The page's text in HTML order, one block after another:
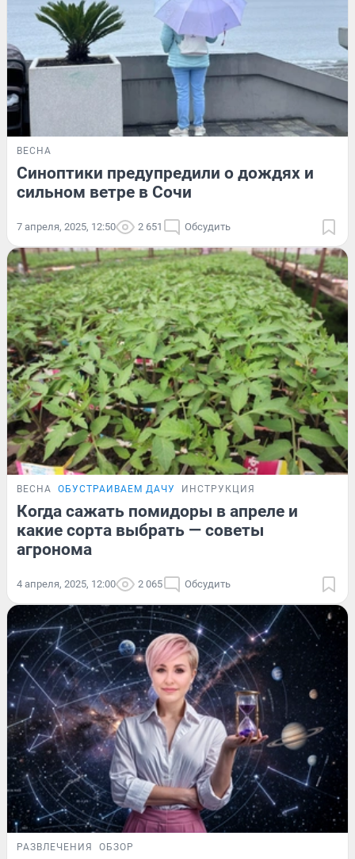
ВЕСНА
Синоптики предупредили о дождях и
сильном ветре в Сочи
7 апреля, 2025, 12:50 2 651 Обсудить
ВЕСНА ОБУСТРАИВАЕМ ДАЧУ ИНСТРУКЦИЯ
Когда сажать помидоры в апреле и
какие сорта выбрать — советы
агронома
4 апреля, 2025, 12:00 2 065 Обсудить
РАЗВЛЕЧЕНИЯ ОБЗОР